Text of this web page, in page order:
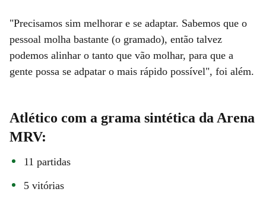
"Precisamos sim melhorar e se adaptar. Sabemos que o
pessoal molha bastante (o gramado), então talvez
podemos alinhar o tanto que vão molhar, para que a
gente possa se adpatar o mais rápido possível", foi além.
Atlético com a grama sintética da Arena
MRV:
11 partidas
5 vitórias